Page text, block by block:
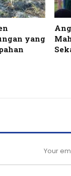
yang
Your